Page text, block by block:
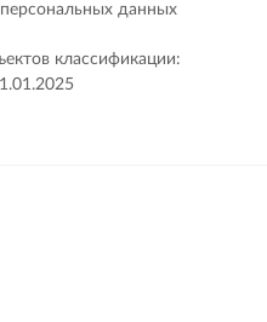
данных
классификации: